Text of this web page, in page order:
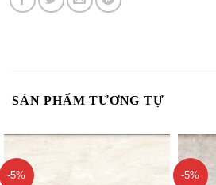
SẢN PHẨM TƯƠNG TỰ
-5% -5%